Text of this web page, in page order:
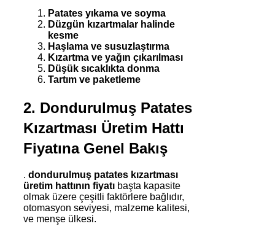
Patates yıkama ve soyma
Düzgün kızartmalar halinde
kesme
Haşlama ve susuzlaştırma
Kızartma ve yağın çıkarılması
Düşük sıcaklıkta donma
Tartım ve paketleme
2. Dondurulmuş Patates
Kızartması Üretim Hattı
Fiyatına Genel Bakış
. dondurulmuş patates kızartması
üretim hattının fiyatı başta kapasite
olmak üzere çeşitli faktörlere bağlıdır,
otomasyon seviyesi, malzeme kalitesi,
ve menşe ülkesi.